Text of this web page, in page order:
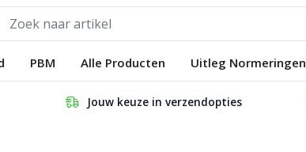
PBM Alle Producten Uitleg Normeringen
Jouw keuze in verzendopties